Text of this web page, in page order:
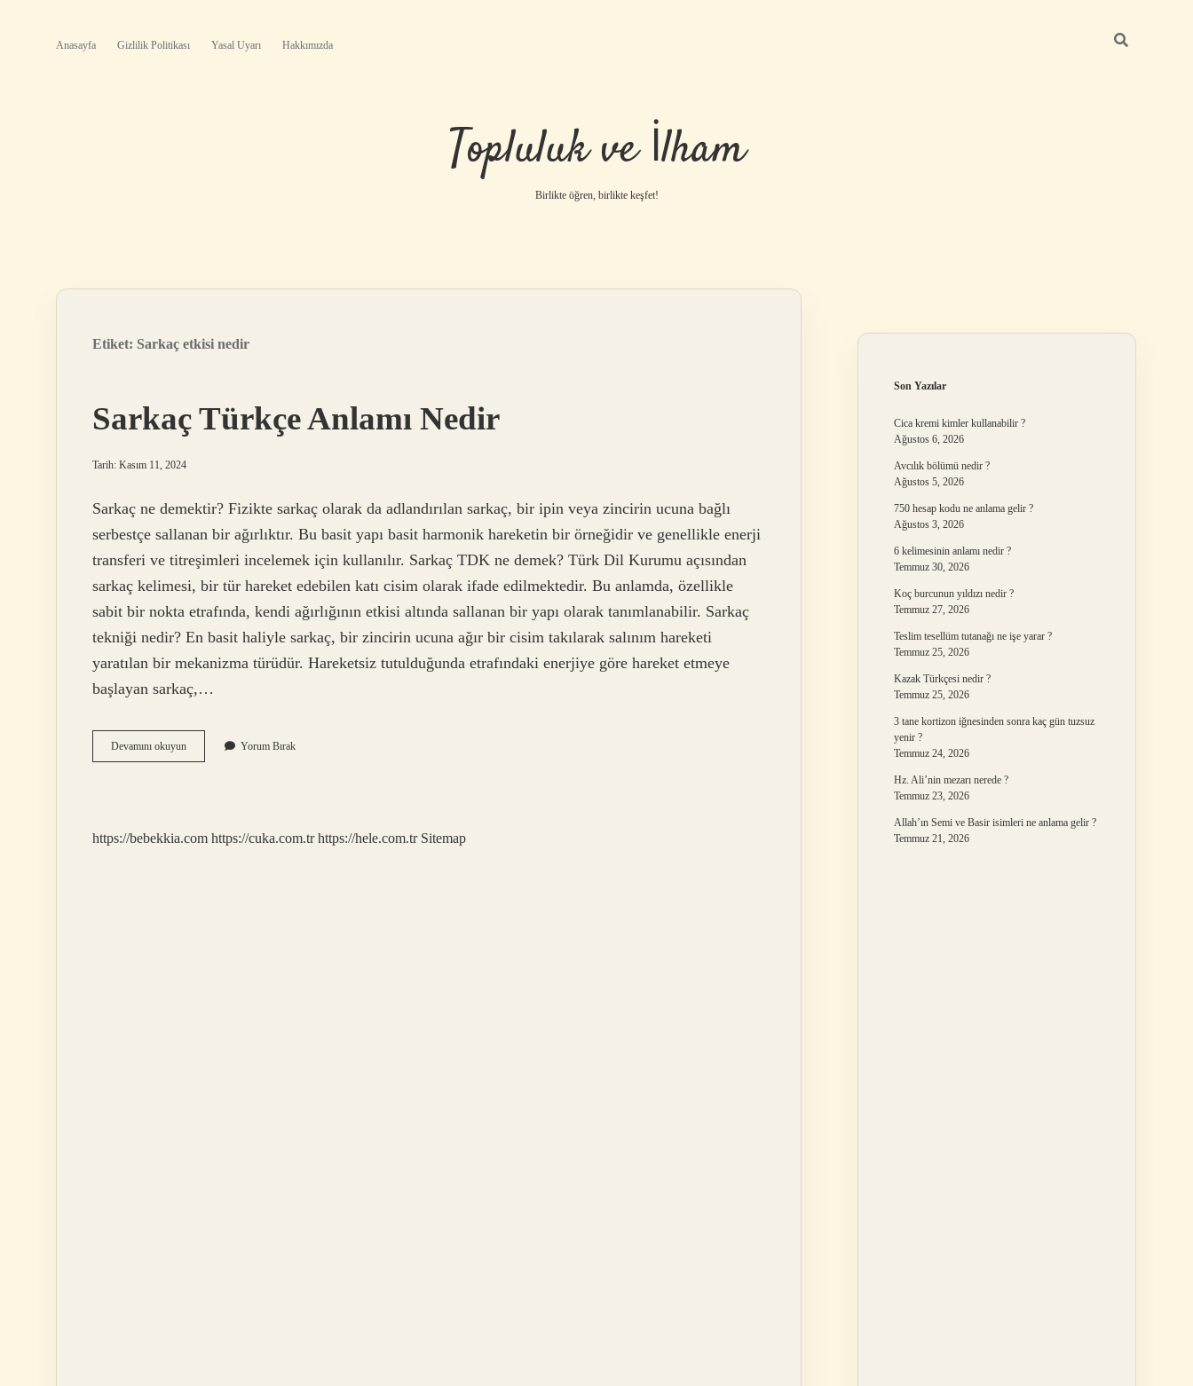
Anasayfa Gizlilik Politikası Yasal Uyarı Hakkımızda
Topluluk ve İlham
Birlikte öğren, birlikte keşfet!
Etiket: Sarkaç etkisi nedir
Sarkaç Türkçe Anlamı Nedir
Tarih: Kasım 11, 2024
Sarkaç ne demektir? Fizikte sarkaç olarak da adlandırılan sarkaç, bir ipin veya zincirin ucuna bağlı
serbestçe sallanan bir ağırlıktır. Bu basit yapı basit harmonik hareketin bir örneğidir ve genellikle enerji
transferi ve titreşimleri incelemek için kullanılır. Sarkaç TDK ne demek? Türk Dil Kurumu açısından
sarkaç kelimesi, bir tür hareket edebilen katı cisim olarak ifade edilmektedir. Bu anlamda, özellikle
sabit bir nokta etrafında, kendi ağırlığının etkisi altında sallanan bir yapı olarak tanımlanabilir. Sarkaç
tekniği nedir? En basit haliyle sarkaç, bir zincirin ucuna ağır bir cisim takılarak salınım hareketi
yaratılan bir mekanizma türüdür. Hareketsiz tutulduğunda etrafındaki enerjiye göre hareket etmeye
başlayan sarkaç,…
Devamını okuyunSarkaç
Türkçe
Yorum Bırak
https://bebekkia.com https://cuka.com.tr https://hele.com.tr Sitemap
Son Yazılar
Cica kremi kimler kullanabilir ?
Ağustos 6, 2026
Avcılık bölümü nedir ?
Ağustos 5, 2026
750 hesap kodu ne anlama gelir ?
Ağustos 3, 2026
6 kelimesinin anlamı nedir ?
Temmuz 30, 2026
Koç burcunun yıldızı nedir ?
Temmuz 27, 2026
Teslim tesellüm tutanağı ne işe yarar ?
Temmuz 25, 2026
Kazak Türkçesi nedir ?
Temmuz 25, 2026
3 tane kortizon iğnesinden sonra kaç gün tuzsuz
yenir ?
Temmuz 24, 2026
Hz. Ali’nin mezarı nerede ?
Temmuz 23, 2026
Allah’ın Semi ve Basir isimleri ne anlama gelir ?
Temmuz 21, 2026